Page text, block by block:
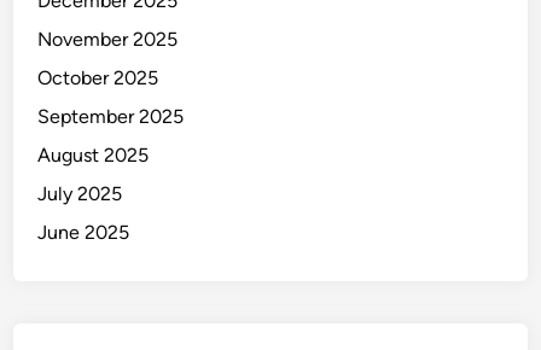
November 2025
October 2025
September 2025
August 2025
July 2025
June 2025